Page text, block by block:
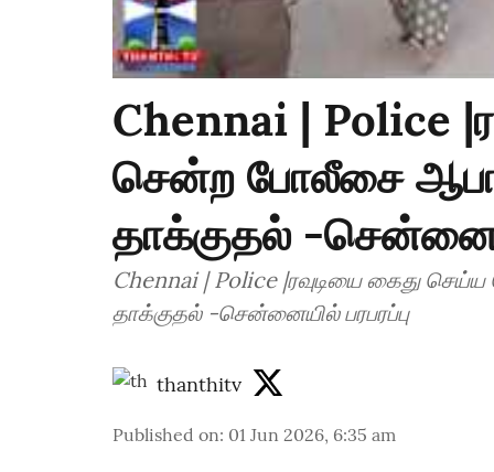
Chennai | Police
சென்ற போலீசை
தாக்குதல் -
Chennai | Police |ரவுடியை கைது
தாக்குதல் -சென்னையில் பரபரப்பு
thanthitv
Published on: 01 Jun 2026, 6:35 am